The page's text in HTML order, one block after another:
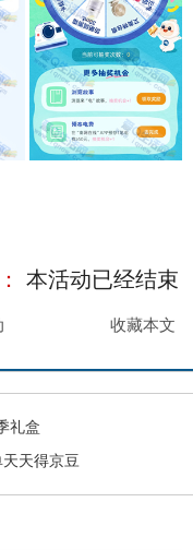
本活动已经结束
收藏本文
礼盒
天得京豆